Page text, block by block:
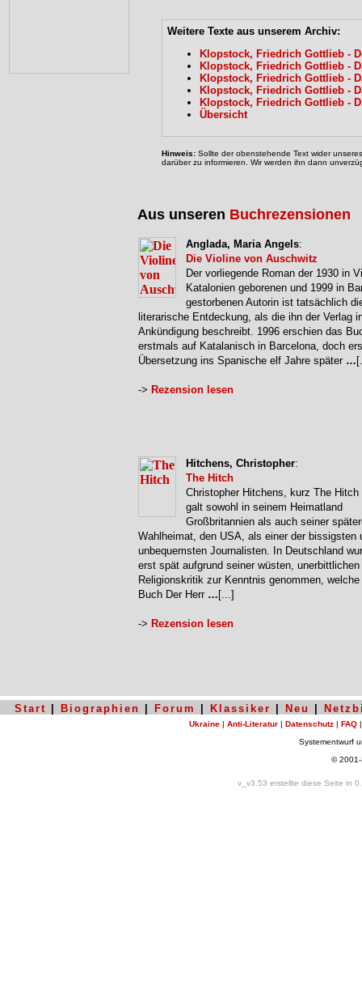
Weitere Texte aus unserem Archiv:
Klopstock, Friedrich Gottlieb -
Klopstock, Friedrich Gottlieb -
Klopstock, Friedrich Gottlieb -
Klopstock, Friedrich Gottlieb -
Klopstock, Friedrich Gottlieb -
Übersicht
Hinweis: Sollte der obenstehende Text wider
darüber zu informieren. Wir werden ihn dann
Aus unseren Buchrezensionen
Anglada, Maria Angels:
Die Violine von Auschwitz
Der vorliegende Roman der 1930 in
Katalonien geborenen und 1999 in
gestorbenen Autorin ist tatsächlich
literarische Entdeckung, als die ihn der Verlag
Ankündigung beschreibt. 1996 erschien das
erstmals auf Katalanisch in Barcelona, doch
Übersetzung ins Spanische elf Jahre später …
-> Rezension lesen
Hitchens, Christopher:
The Hitch
Christopher Hitchens, kurz The Hitch
galt sowohl in seinem Heimatland
Großbritannien als auch seiner
Wahlheimat, den USA, als einer der bissigsten
unbequemsten Journalisten. In Deutschland
erst spät aufgrund seiner wüsten, unerbittlichen
Religionskritik zur Kenntnis genommen,
Buch Der Herr … [...]
-> Rezension lesen
Start Biographien Forum Klassiker Neu
Ukraine | Anti-Literatur | Datenschutz | FAQ
Systementwurf
©
v_v3.53 erstellte diese Seite in